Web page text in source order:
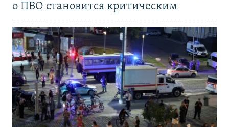
о ПВО становится критическим